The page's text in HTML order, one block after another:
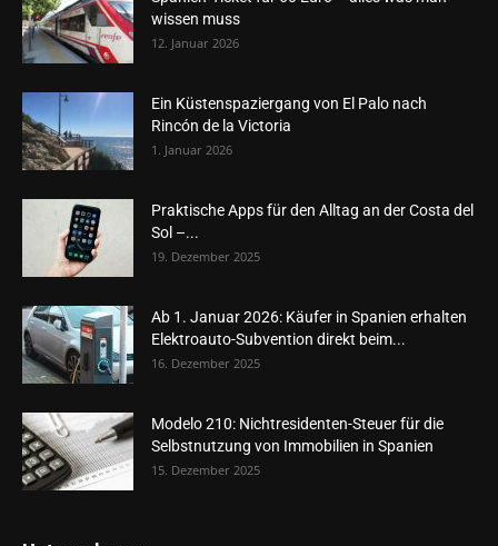
wissen muss
12. Januar 2026
Ein Küstenspaziergang von El Palo nach
Rincón de la Victoria
1. Januar 2026
Praktische Apps für den Alltag an der Costa del
Sol –...
19. Dezember 2025
Ab 1. Januar 2026: Käufer in Spanien erhalten
Elektroauto-Subvention direkt beim...
16. Dezember 2025
Modelo 210: Nichtresidenten-Steuer für die
Selbstnutzung von Immobilien in Spanien
15. Dezember 2025